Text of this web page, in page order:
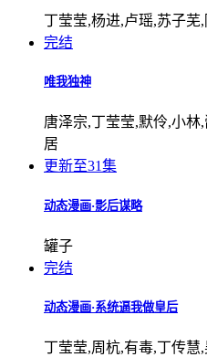
丁莹莹,杨进,卢瑶,苏子芜
完结
唯我独神
唐泽宗,丁莹莹,默伶,小林
居
更新至31集
动态漫画·影后谋略
罐子
完结
动态漫画·系统逼我做皇后
丁莹莹,周杭,有毒,丁传慧